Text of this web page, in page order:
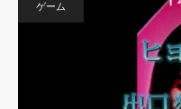
ゲーム